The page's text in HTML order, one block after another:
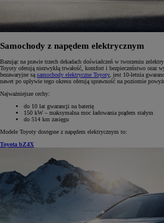
Samochody z napędem elektrycznym
Bazując na prawie trzech dekadach doświadczeń w tworzeniu
Toyoty oferują niezwykłą trwałość, komfort i bezpieczeństwo oraz
bezawaryjne są samochody elektryczne Toyoty, jest 10-letnia
nawet po upływie tego okresu oferują sprawność na poziomie
Najważniejsze cechy:
do 10 lat gwarancji na baterię
150 kW – maksymalna moc ładowania prądem stałym
do 514 km zasięgu
Modele Toyoty dostępne z napędem elektrycznym to:
Toyota bZ4X